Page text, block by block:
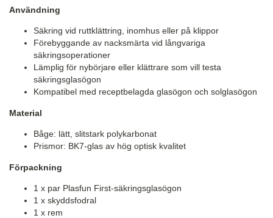
Användning
Säkring vid ruttklättring, inomhus eller på klippor
Förebyggande av nacksmärta vid långvariga
säkringsoperationer
Lämplig för nybörjare eller klättrare som vill testa
säkringsglasögon
Kompatibel med receptbelagda glasögon och solglasögon
Material
Båge: lätt, slitstark polykarbonat
Prismor: BK7-glas av hög optisk kvalitet
Förpackning
1 x par Plasfun First-säkringsglasögon
1 x skyddsfodral
1 x rem